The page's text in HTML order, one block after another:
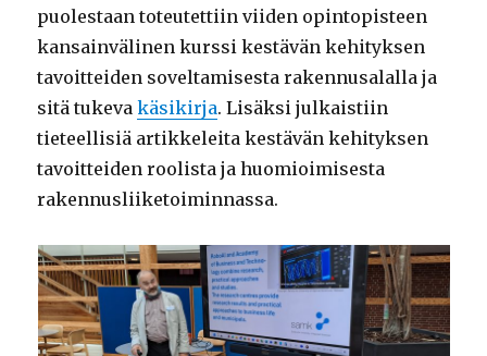
puolestaan toteutettiin viiden opintopisteen
kansainvälinen kurssi kestävän kehityksen
tavoitteiden soveltamisesta rakennusalalla ja
sitä tukevakäsikirja. Lisäksi julkaistiin
tieteellisiä artikkeleita kestävän kehityksen
tavoitteiden roolista ja huomioimisesta
rakennusliiketoiminnassa.